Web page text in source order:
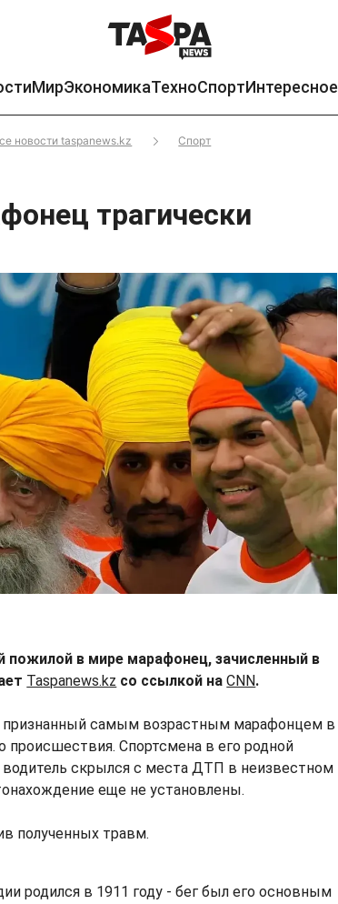
МирЭкономикаТехноСпортИнтересное
новости taspanews.kz Спорт
трагически
пожилой в мире марафонец, зачисленный в
Taspanews.kz со ссылкой наCNN.
признанный самым возрастным марафонцем в
происшествия. Спортсмена в его родной
скрылся с места ДТП в неизвестном
еще не установлены.
полученных травм.
родился в 1911 году - бег был его основным